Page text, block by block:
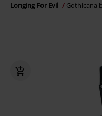
Longing For Evil Gothicana